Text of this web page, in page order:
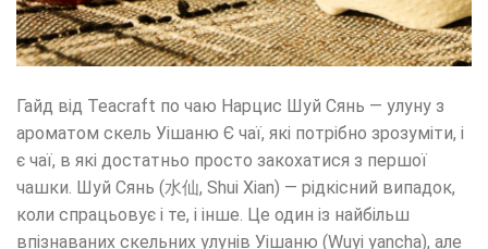
Гайд від Teacraft по чаю Нарцис Шуй Сянь — улуну з
ароматом скель Уішаню Є чаї, які потрібно зрозуміти, і
є чаї, в які достатньо просто закохатися з першої
чашки. Шуй Сянь (水仙, Shui Xian) — рідкісний випадок,
коли спрацьовує і те, і інше. Це один із найбільш
впізнаваних скельних улунів Уішаню (Wuyi yancha), але